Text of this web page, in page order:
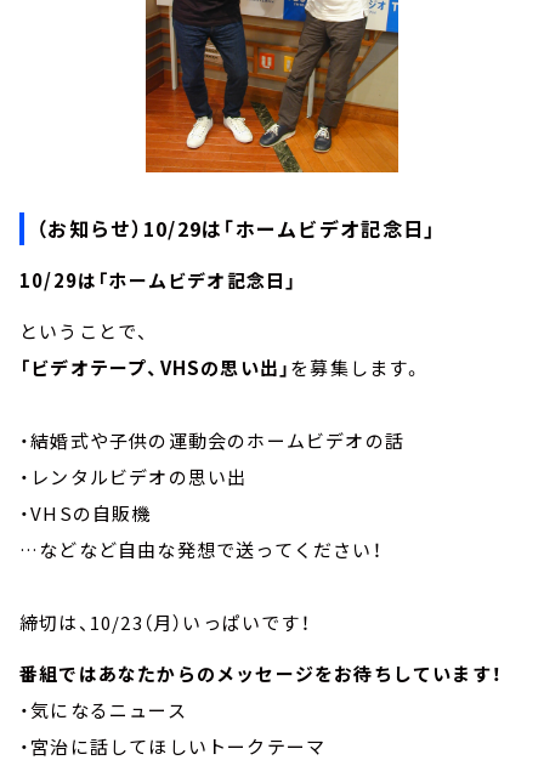
（お知らせ）10/29は「ホームビデオ記念日」
10/29は「ホームビデオ記念日」
ということで、
「ビデオテープ、VHSの思い出」を募集します。
・結婚式や子供の運動会のホームビデオの話
・レンタルビデオの思い出
・VHSの自販機
…などなど自由な発想で送ってください！
締切は、10/23（月）いっぱいです！
番組ではあなたからのメッセージをお待ちしています！
・気になるニュース
・宮治に話してほしいトークテーマ